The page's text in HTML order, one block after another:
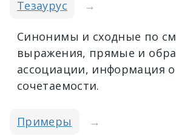
Тезаурус →
Синонимы и сходные по
выражения, прямые и
ассоциации, информация о
сочетаемости.
Примеры →